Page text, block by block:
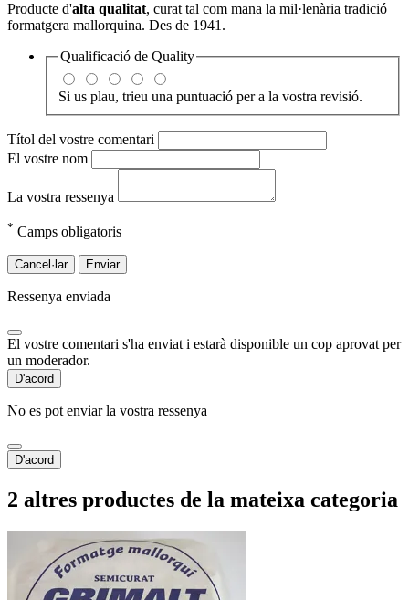
Producte d'alta qualitat, curat tal com mana la mil·lenària tradició
formatgera mallorquina. Des de 1941.
Qualificació de Quality
Si us plau, trieu una puntuació per a la vostra revisió.
Títol del vostre comentari
El vostre nom
La vostra ressenya
* Camps obligatoris
Cancel·lar Enviar
Ressenya enviada
El vostre comentari s'ha enviat i estarà disponible un cop aprovat per
un moderador.
D'acord
No es pot enviar la vostra ressenya
D'acord
2 altres productes de la mateixa categoria